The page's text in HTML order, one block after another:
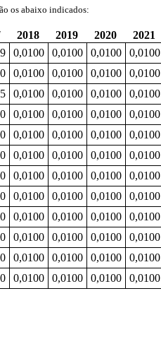
os abaixo indicados:
2018 2019 2020 2021
0,0100 0,0100 0,0100 0,0100
0,0100 0,0100 0,0100 0,0100
0,0100 0,0100 0,0100 0,0100
0,0100 0,0100 0,0100 0,0100
0,0100 0,0100 0,0100 0,0100
0,0100 0,0100 0,0100 0,0100
0,0100 0,0100 0,0100 0,0100
0,0100 0,0100 0,0100 0,0100
0,0100 0,0100 0,0100 0,0100
0,0100 0,0100 0,0100 0,0100
0,0100 0,0100 0,0100 0,0100
0,0100 0,0100 0,0100 0,0100